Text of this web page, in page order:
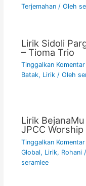
Terjemahan/ Oleh
Lirik Sidoli
– Tioma Trio
Tinggalkan Komentar
Batak, Lirik/ Oleh
Lirik BejanaMu
JPCC Worship
Tinggalkan Komentar
Global, Lirik, Rohani/
seramlee